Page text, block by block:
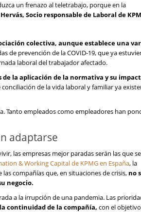
un frenazo al teletrabajo, porque en la
Socio responsable de Laboral de
colectiva, aunque establece una
de prevención de la COVID-19, que ya
laboral del trabajador afectado.
la aplicación de la normativa y su
de la vida laboral y familiar ya
Tanto empleados como empleadores han
adaptarse
las empresas mejor paradas serán las que
& Working Capital de KPMG en España, la
compañías que, en situaciones de crisis, no
negocio.
a la irrupción de una pandemia. Las
continuidad de la compañía, con el